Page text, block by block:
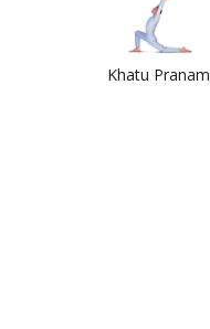
Khatu Pranam